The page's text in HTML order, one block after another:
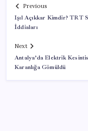
Previous
Işıl Açıkkar Kimdir? TRT
İddiaları
Next
Antalya’da Elektrik
Karanlığa Gömüldü